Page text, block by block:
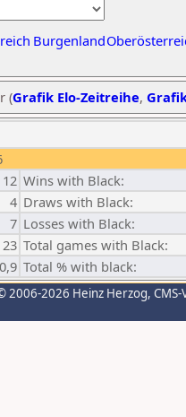
Burgenland
(Grafik Elo-Zeitreihe,
12 Wins with Black:
4 Draws with Black:
7 Losses with Black:
23 Total games with Black:
Total % with black:
2006-2026 Heinz Herzog,